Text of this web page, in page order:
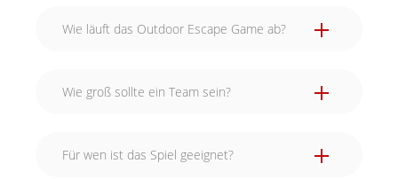
Wie läuft das Outdoor Escape Game ab?
Wie groß sollte ein Team sein?
Für wen ist das Spiel geeignet?